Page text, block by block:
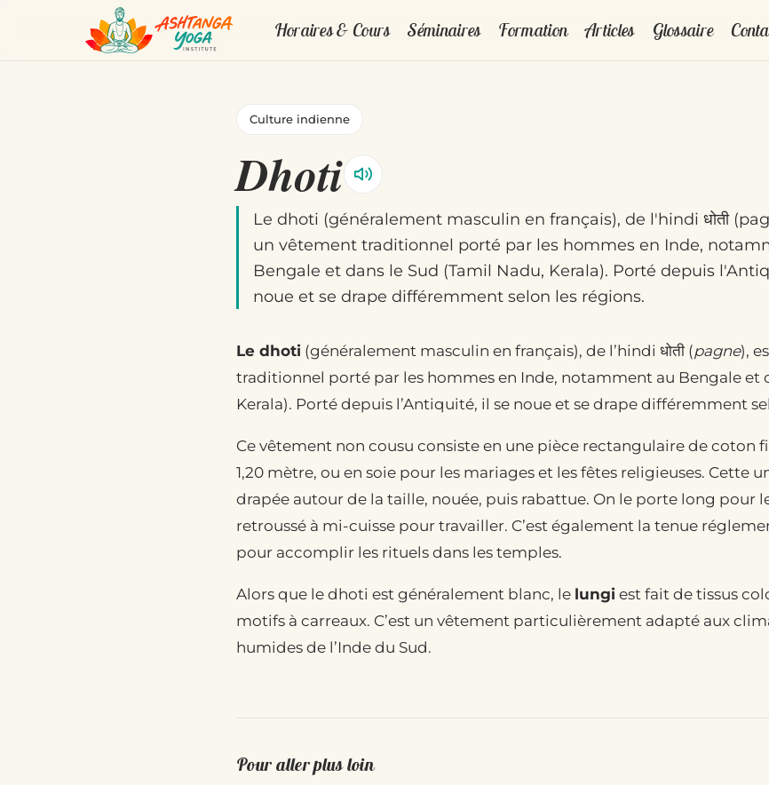
Horaires & Cours Séminaires Formation Articles Glossaire
Culture indienne
Dhoti
Le dhoti (généralement masculin en français), de l'hindi धोती
un vêtement traditionnel porté par les hommes en Inde,
Bengale et dans le Sud (Tamil Nadu, Kerala). Porté depuis
noue et se drape différemment selon les régions.
Le dhoti (généralement masculin en français), de l’hindi धोती (pagne),
traditionnel porté par les hommes en Inde, notamment au Bengale et
Kerala). Porté depuis l’Antiquité, il se noue et se drape différemment
Ce vêtement non cousu consiste en une pièce rectangulaire de coton
1,20 mètre, ou en soie pour les mariages et les fêtes religieuses. Cette
drapée autour de la taille, nouée, puis rabattue. On le porte long pour
retroussé à mi-cuisse pour travailler. C’est également la tenue
pour accomplir les rituels dans les temples.
Alors que le dhoti est généralement blanc, le lungi est fait de tissus
motifs à carreaux. C’est un vêtement particulièrement adapté aux
humides de l’Inde du Sud.
Pour aller plus loin